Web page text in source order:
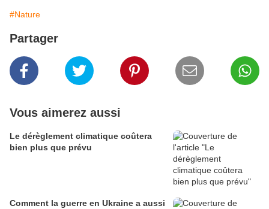
#Nature
Partager
Vous aimerez aussi
Le dérèglement climatique coûtera
bien plus que prévu
Comment la guerre en Ukraine a aussi